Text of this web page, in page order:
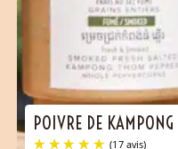
POIVRE DE